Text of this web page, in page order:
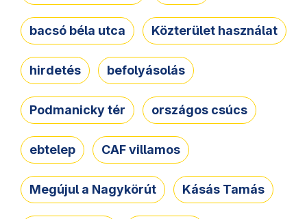
bacsó béla utca Közterület használat
hirdetés befolyásolás
Podmanicky tér országos csúcs
ebtelep CAF villamos
Megújul a Nagykörút Kásás Tamás